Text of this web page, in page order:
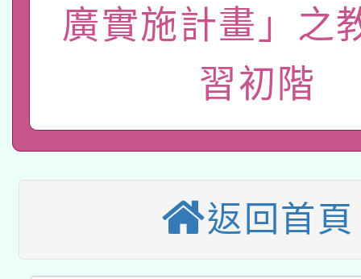
業技術研究院辦理「
用水績優單位及節水達
115年8月22日(星期六
桃園市孔廟祈福系列
開 智慧啟航」
本校115學年度第2次
招)
適應運動共學行動站研
本館辦理115年度閱讀
暨閱讀推動專業研習
科技賦能─人工智慧
礎課程
A3數位素養講師名單
廣實施計畫」之
習初階
返回首頁